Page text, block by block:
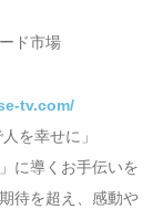
ド市場
tv.com/
を幸せに」
に導くお手伝いを
待を超え、感動や